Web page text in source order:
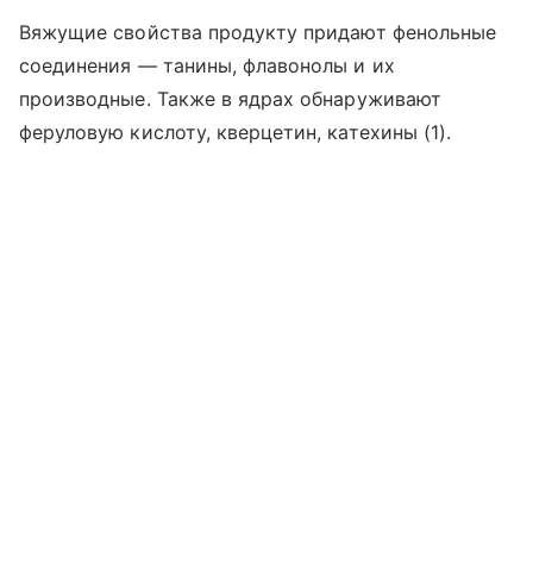
Вяжущие свойства продукту придают фенольные
соединения — танины, флавонолы и их
производные. Также в ядрах обнаруживают
феруловую кислоту, кверцетин, катехины (1).